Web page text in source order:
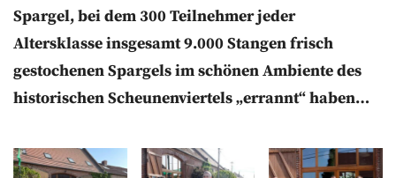
Spargel, bei dem 300 Teilnehmer jeder
Altersklasse insgesamt 9.000 Stangen frisch
gestochenen Spargels im schönen Ambiente des
historischen Scheunenviertels „errannt“ haben…